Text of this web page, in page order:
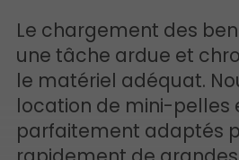
Le chargement des
une tâche ardue et
le matériel adéquat.
location de mini-pelles
parfaitement adaptés